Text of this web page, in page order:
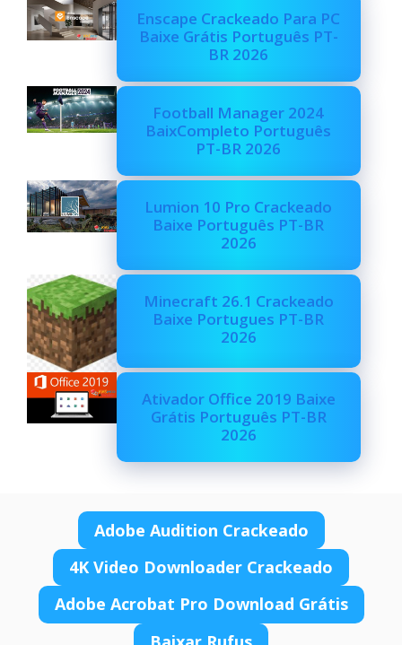
Enscape Crackeado Para PC
Baixe Grátis Português PT-
BR 2026
Football Manager 2024
BaixCompleto Português
PT-BR 2026
Lumion 10 Pro Crackeado
Baixe Português PT-BR
2026
Minecraft 26.1 Crackeado
Baixe Portugues PT-BR
2026
Ativador Office 2019 Baixe
Grátis Português PT-BR
2026
Adobe Audition Crackeado
4K Video Downloader Crackeado
Adobe Acrobat Pro Download Grátis